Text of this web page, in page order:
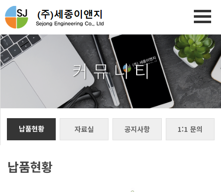
커 뮤 니 티
납품현황 자료실 공지사항 1:1 문의
납품현황